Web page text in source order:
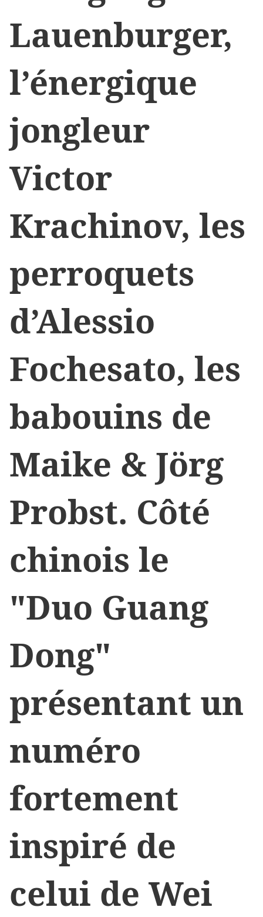
Lauenburger,
l’énergique
jongleur
Victor
Krachinov, les
perroquets
d’Alessio
Fochesato, les
babouins de
Maike & Jörg
Probst. Côté
chinois le
"Duo Guang
Dong"
présentant un
numéro
fortement
inspiré de
celui de Wei